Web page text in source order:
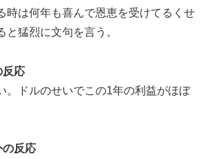
時は何年も喜んで恩恵を受けてるくせ
と猛烈に文句を言う。
応
。ドルのせいでこの1年の利益がほぼ
反応